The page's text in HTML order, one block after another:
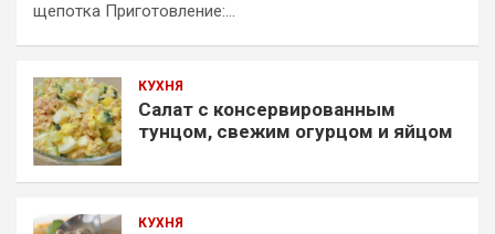
щепотка Приготовление:…
КУХНЯ
Салат с консервированным
тунцом, свежим огурцом и яйцом
КУХНЯ